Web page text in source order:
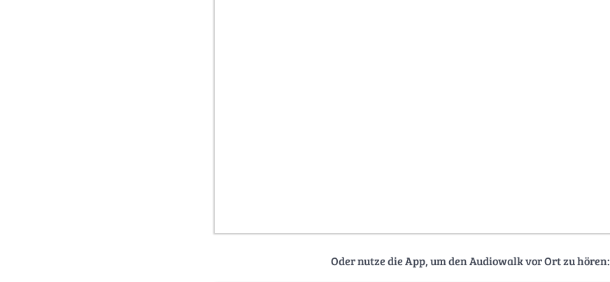
Oder nutze die App, um den Audiowalk vor Ort zu hören: